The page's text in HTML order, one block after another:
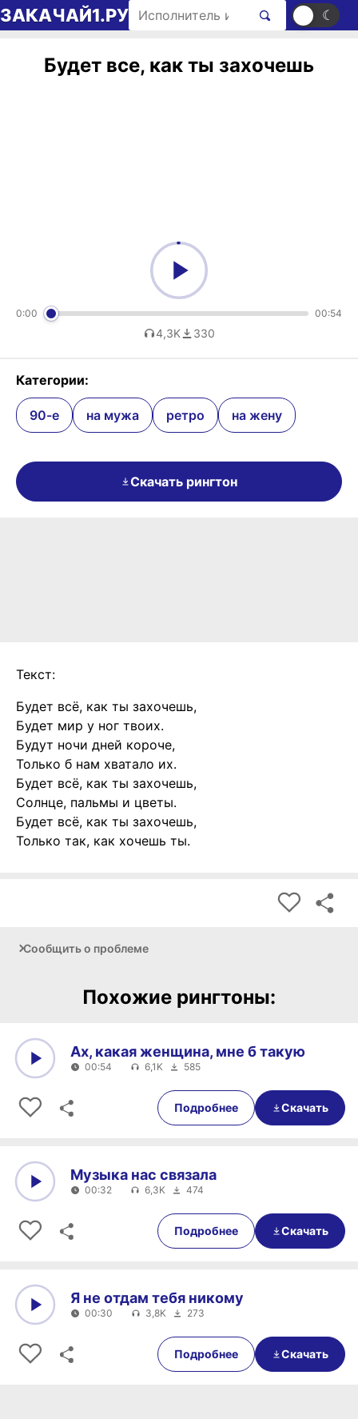
Перейти к содержимому
ЗАКАЧАЙ1.РУ Поиск рингтонов ☀ ☾
Будет все, как ты захочешь
0:00 00:54
4,3K 330
Категории:
90-е на мужа ретро на жену
Скачать рингтон
Текст:
Будет всё, как ты захочешь,
Будет мир у ног твоих.
Будут ночи дней короче,
Только б нам хватало их.
Будет всё, как ты захочешь,
Солнце, пальмы и цветы.
Будет всё, как ты захочешь,
Только так, как хочешь ты.
Сообщить о проблеме
Похожие рингтоны:
00:54
Ах, какая женщина, мне б такую
00:54 6,1K 585
Подробнее Скачать
00:32
Музыка нас связала
00:32 6,3K 474
Подробнее Скачать
00:30
Я не отдам тебя никому
00:30 3,8K 273
Подробнее Скачать